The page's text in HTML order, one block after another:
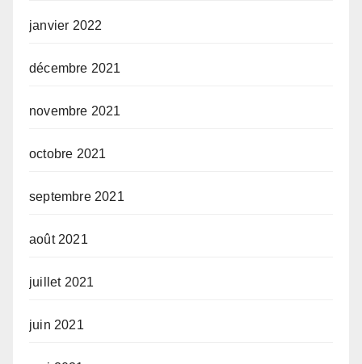
janvier 2022
décembre 2021
novembre 2021
octobre 2021
septembre 2021
août 2021
juillet 2021
juin 2021